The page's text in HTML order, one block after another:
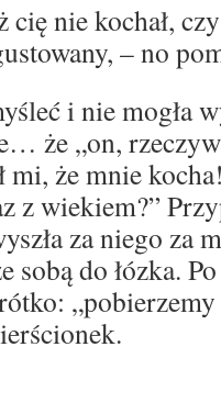
nie kochał,
– no
i nie mogła
że „on,
mi, że mnie
z wiekiem?”
za niego za
sobą do łózka.